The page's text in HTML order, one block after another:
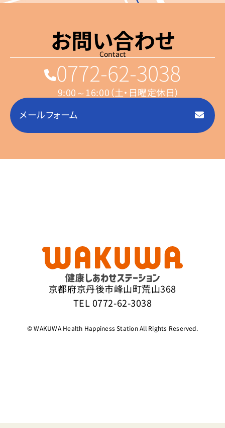
お問い合わせ
Contact
0772-62-3038
9:00～16:00（土・日曜定休日）
メールフォーム
京都府京丹後市峰山町荒山368
TEL 0772-62-3038
© WAKUWA Health Happiness Station All Rights Reserved.